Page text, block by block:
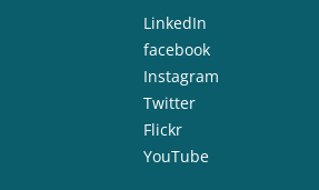
LinkedIn
facebook
Instagram
Twitter
Flickr
YouTube